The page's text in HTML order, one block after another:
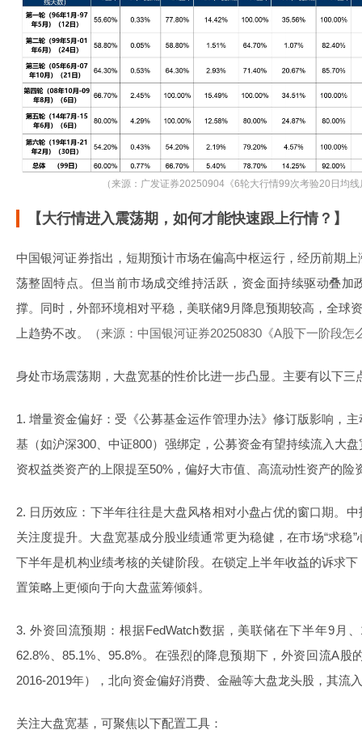
（来源：广发证券20250904《6轮大行情99次考验20日均
【大行情进入震荡期，如何才能快速跟上行情？】
中国银河证券指出，短期预计市场在偏高中枢运行，经历前期
荡整固特点。但当前市场成交维持活跃，资金面持续驱动叠加
撑。同时，外部环境相对平稳，美联储9月降息预期较高，全球
上趋势不改。
（来源：中国银河证券20250830《A股下一阶段怎
身处市场震荡期，大盘宽基的性价比进一步凸显。主要有以下三
1. 增量资金偏好：受《公募基金运作管理办法》修订版影响，
基（如沪深300、中证800）强绑定，公募资金有望持续流入大
资权益类资产的上限提至50%，偏好大市值、高流动性资产的险
2. 日历效应：下半年往往是大盘风格相对小盘占优的窗口期。
关注度提升。大盘宽基成分股业绩通常更为稳健，在市场“求稳
下半年是机构业绩考核的关键阶段。在锁定上半年收益的诉求
置策略上更倾向于向大盘蓝筹倾斜。
3. 外资回流预期：根据FedWatch数据，美联储在下半年9月
62.8%、85.1%、95.8%。在强烈的降息预期下，外资回流A股
2016-2019年），北向资金偏好消费、金融等大盘龙头股，其流
关注大盘宽基，可聚焦以下配置工具：